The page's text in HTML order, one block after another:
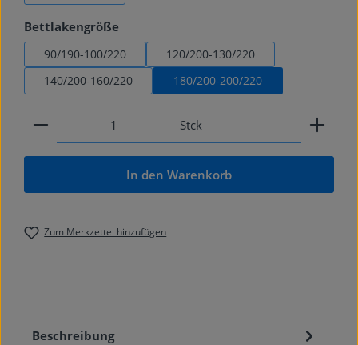
Bettlakengröße
90/190-100/220
120/200-130/220
140/200-160/220
180/200-200/220
Produkt Anzahl: Gib den gewünschten Wert ein
Stck
In den Warenkorb
Zum Merkzettel hinzufügen
Beschreibung